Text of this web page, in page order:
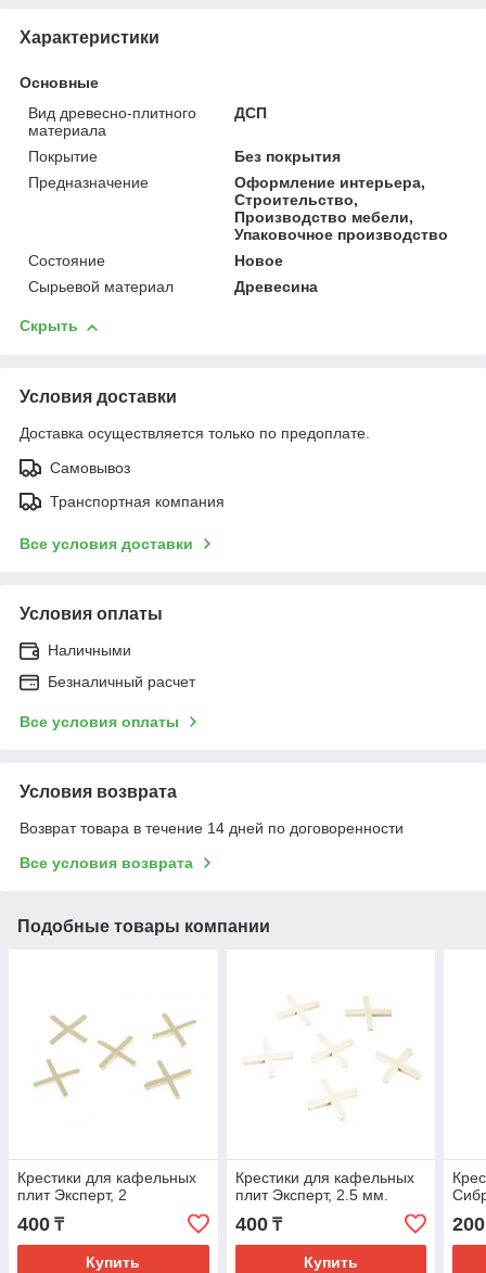
Характеристики
Основные
Вид древесно-плитного
материала
ДСП
Покрытие
Без покрытия
Предназначение
Оформление интерьера,
Строительство,
Производство мебели,
Упаковочное производство
Состояние
Новое
Сырьевой материал
Древесина
Скрыть
Условия доставки
Доставка осуществляется только по предоплате.
Самовывоз
Транспортная компания
Все условия доставки
Условия оплаты
Наличными
Безналичный расчет
Все условия оплаты
Условия возврата
Возврат товара в течение 14 дней по договоренности
Все условия возврата
Подобные товары компании
Крестики для кафельных
плит Эксперт, 2
400 ₸
Купить
Крестики для кафельных
плит Эксперт, 2.5 мм.
400₸
Купить
200